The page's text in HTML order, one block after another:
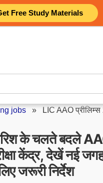
Free Study Materials
jobs » LIC AAO
के चलते बदले
केंद्र, देखें नई
जरूरी निर्देश